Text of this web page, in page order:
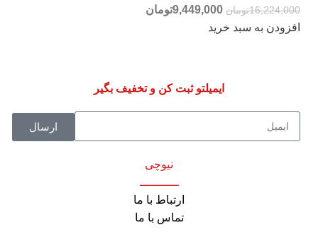
16,224,000تومان 9,449,000تومان
افزودن به سبد خرید
ایمیلتو ثبت کن و تخفیف بگیر
ارسال
نیوچی
ـــــــــــ
ارتباط با ما
تماس با ما